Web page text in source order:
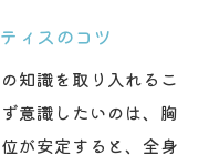
ィスのコツ
知識を取り入れるこ
意識したいのは、胸
が安定すると、全身